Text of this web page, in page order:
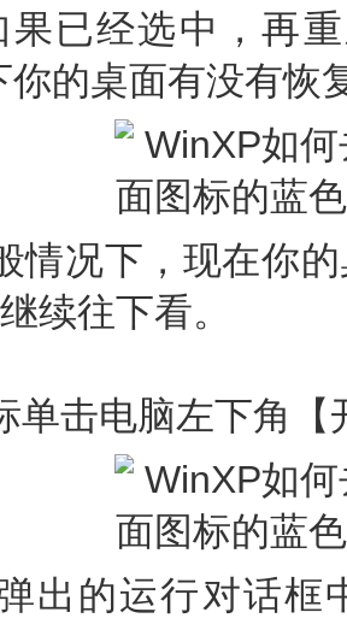
已经选中，再
你的桌面有没有恢
况下，现在你的
续往下看。
击电脑左下角【
的运行对话框